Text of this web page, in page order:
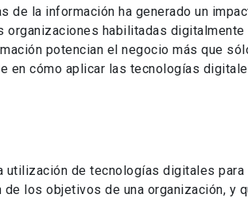
de la información ha generado un
habilitadas digitalmente
potencian el negocio más que
en cómo aplicar las tecnologías
utilización de tecnologías digitales para
los objetivos de una organización, y